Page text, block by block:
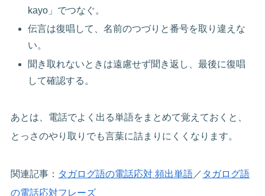
kayo」でつなぐ。
伝言は復唱して、名前のつづりと番号を取り違えな
い。
聞き取れないときは遠慮せず聞き返し、最後に復唱
して確認する。
あとは、電話でよく出る単語をまとめて覚えておくと、
とっさのやり取りでも言葉に詰まりにくくなります。
関連記事： タガログ語の電話応対 頻出単語 ／ タガログ語
の電話応対フレーズ